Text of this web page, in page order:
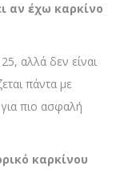
αν έχω καρκίνο
αλλά δεν είναι
πάντα με
για πιο ασφαλή
καρκίνου